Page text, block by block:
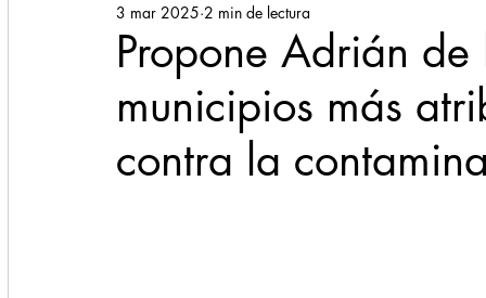
Santa Catarina San Pedro Garza Garcia
Espectaculos Clima Principal Salud
Propone Adrián
municipios más
contra la
3 mar 2025 2 min de lectura